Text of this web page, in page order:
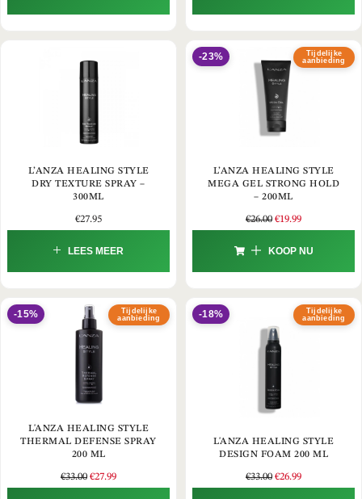
L’ANZA HEALING STYLE
DRY TEXTURE SPRAY –
300ML
€27.95
LEES MEER
Tijdelijke
aanbieding
-23%
L’ANZA HEALING STYLE
MEGA GEL STRONG HOLD
– 200ML
€26.00 €19.99
KOOP NU
Tijdelijke
aanbieding
-15%
L'ANZA HEALING STYLE
THERMAL DEFENSE SPRAY
200 ML
€33.00 €27.99
Tijdelijke
aanbieding
-18%
L'ANZA HEALING STYLE
DESIGN FOAM 200 ML
€33.00 €26.99